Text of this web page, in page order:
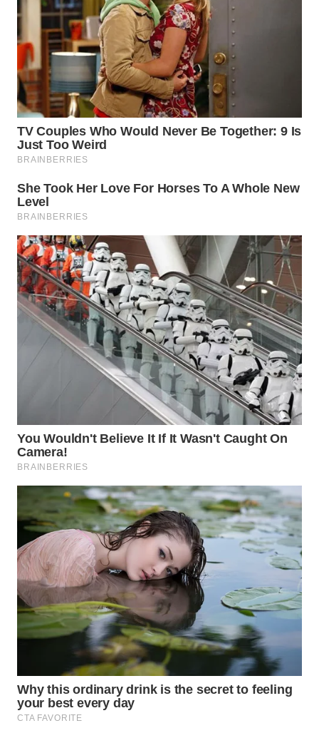
TAPANULI
UTARA
WN
SAMOSIR
PADANG
LAWAS
WN
SUMEDANG
WN
CIANJUR
WN
KEPULAUAN
SERIBU
BINJAI
WN
CIREBON
WN
INDRAMAYU
WN
KUNINGAN
WN
MAJALENGKA
WN
SUBANG